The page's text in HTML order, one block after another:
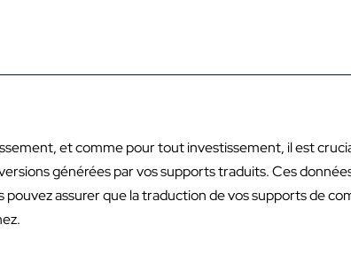
et comme pour tout investissement, il est
générées par vos supports traduits. Ces
assurer que la traduction de vos supports de